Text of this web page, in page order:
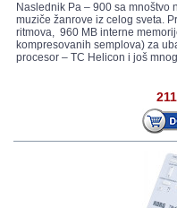
Naslednik Pa – 900 sa mnoštvo
muziče žanrove iz celog sveta.
ritmova, 960 MB interne
kompresovanih semplova) za
procesor – TC Helicon i još